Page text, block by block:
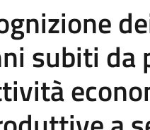
subiti da